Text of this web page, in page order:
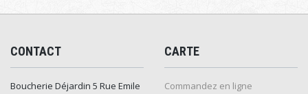
CONTACT
Boucherie Déjardin 5 Rue Emile
CARTE
Commandez en ligne